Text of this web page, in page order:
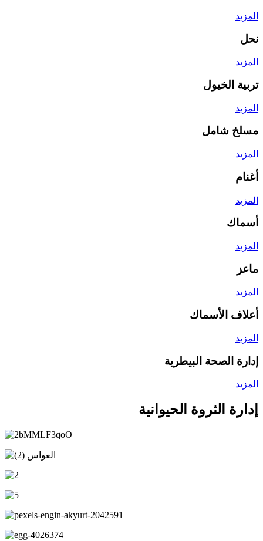
المزيد
نحل
المزيد
تربية الخيول
المزيد
مسلخ شامل
المزيد
أغنام
المزيد
أسماك
المزيد
ماعز
المزيد
أعلاف الأسماك
المزيد
إدارة الصحة البيطرية
المزيد
إدارة الثروة الحيوانية